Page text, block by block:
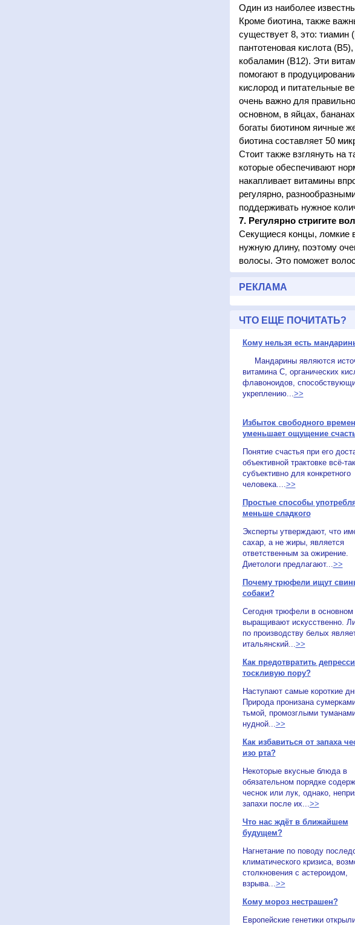
Один из наиболее
Кроме биотина, также
существует 8, это:
пантотеновая кислота
кобаламин (В12). Эти
помогают в
кислород и питательные
очень важно для
основном, в яйцах,
богаты биотином яичные
биотина составляет 50
Стоит также взглянуть на
которые обеспечивают
накапливает витамины
регулярно,
поддерживать нужное
7. Регулярно стригите
Секущиеся концы, ломкие
нужную длину, поэтому
волосы. Это поможет
РЕКЛАМА
ЧТО ЕЩЕ ПОЧИТАТЬ?
Кому нельзя есть
Мандарины являются
витамина C, органических
флавоноидов,
укреплению... >>
Избыток свободного
уменьшает ощущение
Понятие счастья при его
объективной трактовке всё-
субъективно для конкретного
человека.... >>
Простые способы
меньше сладкого
Эксперты утверждают, что
сахар, а не жиры, является
ответственным за ожирение.
Диетологи предлагают... >>
Почему трюфели ищут
собаки?
Сегодня трюфели в основном
выращивают искусственно.
по производству белых
итальянский... >>
Как предотвратить
тоскливую пору?
Наступают самые короткие
Природа пронизана
тьмой, промозглыми
нудной... >>
Как избавиться от запаха
изо рта?
Некоторые вкусные блюда в
обязательном порядке
чеснок или лук, однако,
запахи после их... >>
Что нас ждёт в ближайшем
будущем?
Нагнетание по поводу
климатического кризиса,
столкновения с астероидом,
взрыва... >>
Кому мороз нестрашен?
Европейские генетики